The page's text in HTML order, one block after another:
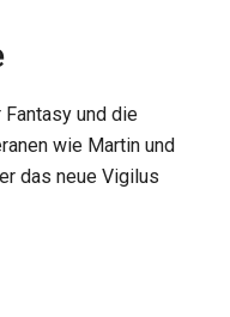
und die
wie Martin und
das neue Vigilus